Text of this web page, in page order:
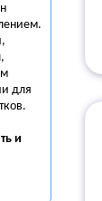
для
и